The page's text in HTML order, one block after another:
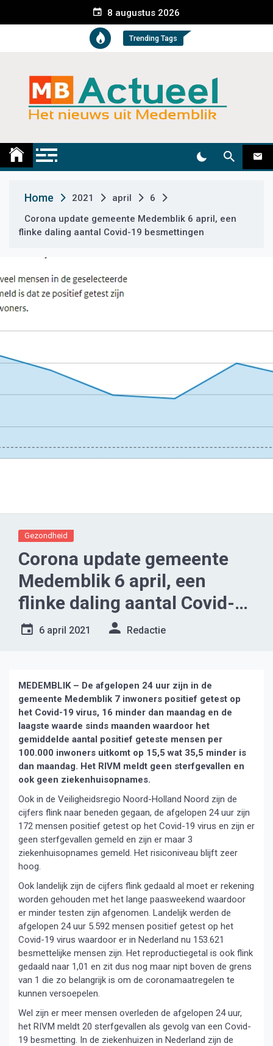
e
t
8 augustus 2026
Trending Tags
Medemblik Actueel
Home 2021 april
6
Corona update gemeente Medemblik 6 april, een
flinke daling aantal Covid-19 besmettingen
Gezondheid
Corona update gemeente
Medemblik 6 april, een
flinke daling aantal Covid-
19 besmettingen
6 april 2021 Redactie
MEDEMBLIK – De afgelopen 24 uur zijn in de
gemeente Medemblik 7 inwoners positief getest op
het Covid-19 virus, 16 minder dan maandag en de
laagste waarde sinds maanden waardoor het
gemiddelde aantal positief geteste mensen per
100.000 inwoners uitkomt op 15,5 wat 35,5 minder is
dan maandag. Het RIVM meldt geen sterfgevallen en
ook geen ziekenhuisopnames.
Ook in de Veiligheidsregio Noord-Holland Noord zijn de
cijfers flink naar beneden gegaan, de afgelopen 24 uur zijn
172 mensen positief getest op het Covid-19 virus en zijn er
geen sterfgevallen gemeld en zijn er maar 3
ziekenhuisopnames gemeld. Het risiconiveau blijft zeer
hoog.
Ook landelijk zijn de cijfers flink gedaald al moet er rekening
worden gehouden met het lange paasweekend waardoor
er minder testen zijn afgenomen. Landelijk werden de
afgelopen 24 uur 5.592 mensen positief getest op het
Covid-19 virus waardoor er in Nederland nu 153.621
besmettelijke mensen zijn. Het reproductiegetal is ook flink
gedaald naar 1,01 en zit dus nog maar nipt boven de grens
van 1 die zo belangrijk is om de coronamaatregelen te
kunnen versoepelen.
Wel zijn er meer mensen overleden de afgelopen 24 uur,
het RIVM meldt 20 sterfgevallen als gevolg van een Covid-
19 besmetting. In de ziekenhuizen in Nederland zijn de